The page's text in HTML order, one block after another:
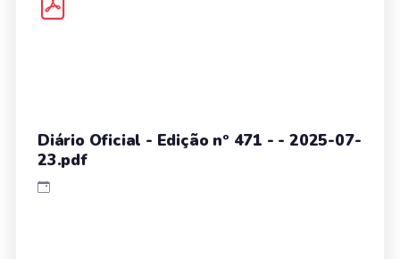
Diário Oficial - Edição nº 471 - - 2025-07-
23.pdf